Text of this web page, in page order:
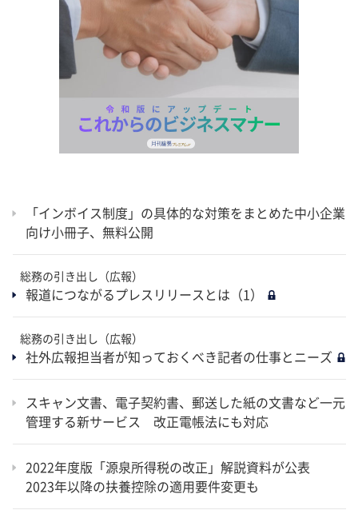
「インボイス制度」の具体的な対策をまとめた中小企業
向け小冊子、無料公開
総務の引き出し（広報）
報道につながるプレスリリースとは（1）
総務の引き出し（広報）
社外広報担当者が知っておくべき記者の仕事とニーズ
スキャン文書、電子契約書、郵送した紙の文書など一元
管理する新サービス 改正電帳法にも対応
2022年度版「源泉所得税の改正」解説資料が公表
2023年以降の扶養控除の適用要件変更も